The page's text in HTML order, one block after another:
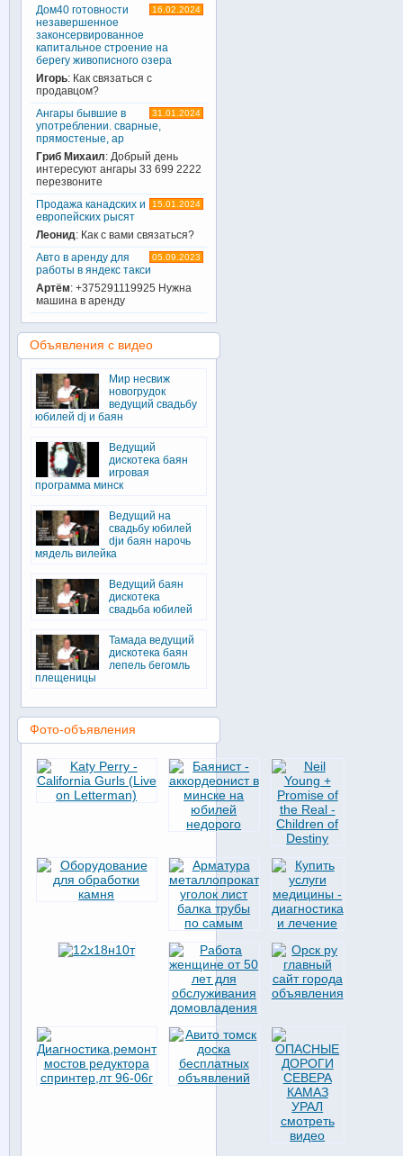
16.02.2024
Дом40 готовности
незавершенное
законсервированное
капитальное строение на
берегу живописного озера
Игорь: Как связаться с
продавцом?
31.01.2024
Ангары бывшие в
употреблении. сварные,
прямостеные, ар
Гриб Михаил: Добрый день
интересуют ангары 33 699 2222
перезвоните
15.01.2024
Продажа канадских и
европейских рысят
Леонид: Как с вами связаться?
05.09.2023
Авто в аренду для
работы в яндекс такси
Артём: +375291119925 Нужна
машина в аренду
Объявления с видео
Мир несвиж
новогрудок
ведущий свадьбу
юбилей dj и баян
Ведущий
дискотека баян
игровая
программа минск
Ведущий на
свадьбу юбилей
djи баян нарочь
мядель вилейка
Ведущий баян
дискотека
свадьба юбилей
Тамада ведущий
дискотека баян
лепель бегомль
плещеницы
Фото-объявления